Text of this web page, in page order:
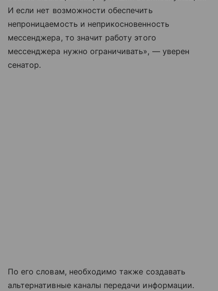
И если нет возможности обеспечить
непроницаемость и неприкосновенность
мессенджера, то значит работу этого
мессенджера нужно ограничивать», — уверен
сенатор.
По его словам, необходимо также создавать
альтернативные каналы передачи информации.